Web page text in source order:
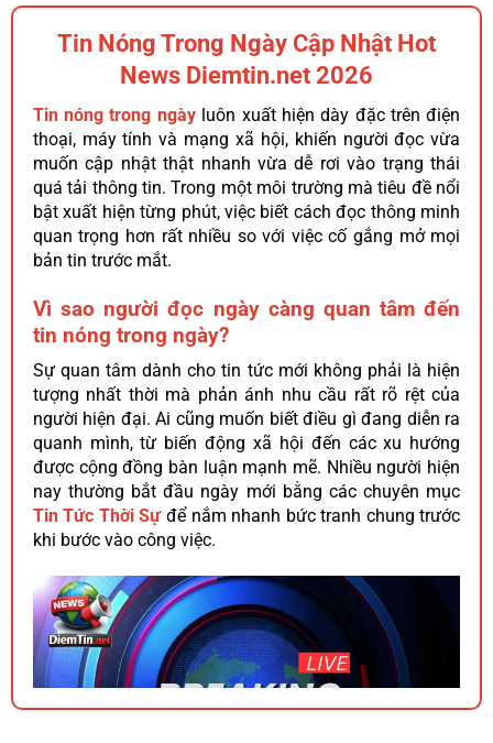
Tin Nóng Trong Ngày Cập Nhật Hot
News Diemtin.net 2026
Tin nóng trong ngàyluôn xuất hiện dày đặc trên điện
thoại, máy tính và mạng xã hội, khiến người đọc vừa
muốn cập nhật thật nhanh vừa dễ rơi vào trạng thái
quá tải thông tin. Trong một môi trường mà tiêu đề nổi
bật xuất hiện từng phút, việc biết cách đọc thông minh
quan trọng hơn rất nhiều so với việc cố gắng mở mọi
bản tin trước mắt.
Vì sao người đọc ngày càng quan tâm đến
tin nóng trong ngày?
Sự quan tâm dành cho tin tức mới không phải là hiện
tượng nhất thời mà phản ánh nhu cầu rất rõ rệt của
người hiện đại. Ai cũng muốn biết điều gì đang diễn ra
quanh mình, từ biến động xã hội đến các xu hướng
được cộng đồng bàn luận mạnh mẽ. Nhiều người hiện
nay thường bắt đầu ngày mới bằng các chuyên mục
Tin Tức Thời Sựđể nắm nhanh bức tranh chung trước
khi bước vào công việc.